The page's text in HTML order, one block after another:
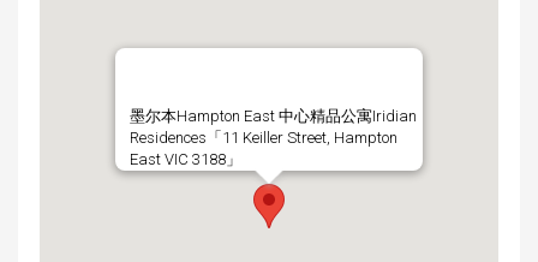
墨尔本Hampton East 中心精品公寓Iridian
Residences「11 Keiller Street, Hampton
East VIC 3188」